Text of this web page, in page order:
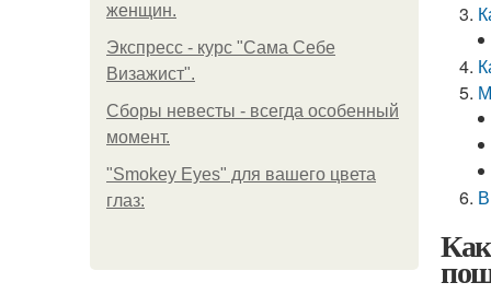
женщин.
Экспресс - курс "Сама Себе
Визажист".
Сборы невесты - всегда особенный
момент.
"Smokey Eyes" для вашего цвета
глаз: